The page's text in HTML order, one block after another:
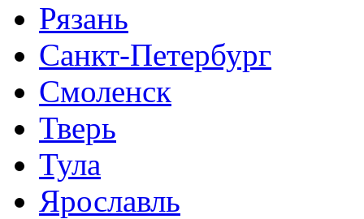
Рязань
Санкт-Петербург
Смоленск
Тверь
Тула
Ярославль